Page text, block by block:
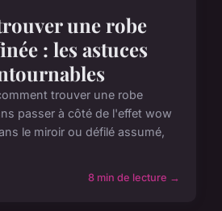
une robe
: les astuces
trouver une robe
passer à côté de l'effet wow
le miroir ou défilé assumé,
8 min de lecture →